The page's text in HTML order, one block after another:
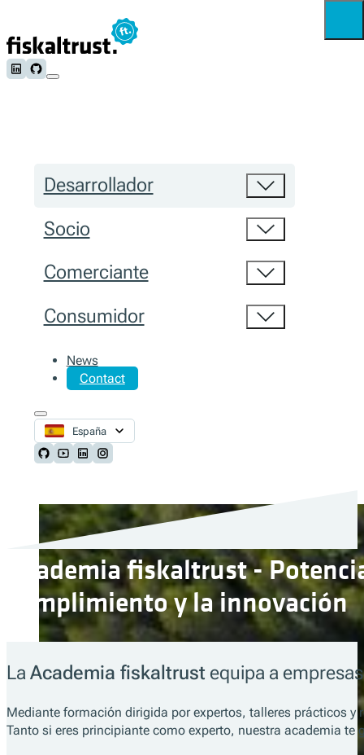
Follow us on LinkedIn
Follow us on Github
Desarrollador
Socio
Comerciante
Consumidor
News
Contact
España
Follow us on Github
Follow us on Youtube
Follow us on LinkedIn
Follow us on Instagram
Academia fiskaltrust -
cumplimiento y la innovación
La Academia fiskaltrust equipa a
Mediante formación dirigida por expertos, talleres prácticos
Tanto si eres principiante como experto, nuestra academia